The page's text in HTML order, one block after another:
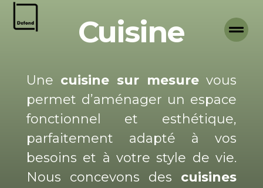
Cuisine
Une cuisine sur mesurevous
permet d’aménager un espace
fonctionnel et esthétique,
parfaitement adapté à vos
besoins et à votre style de vie.
Nous concevons des cuisines